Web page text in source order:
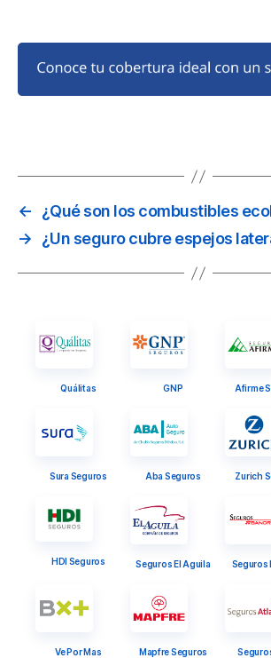
de alto impacto económico.
←
¿Qué son los combustibles
→
¿Un seguro cubre espejos
Quálitas GNP Afirme
Sura Seguros Aba Seguros Zurich
HDI Seguros Seguros El Aguila Seguros
Ve Por Mas Mapfre Seguros